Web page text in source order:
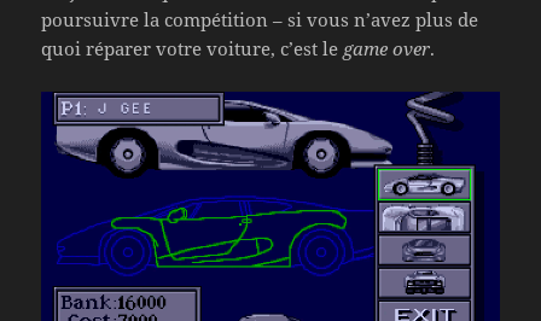
poursuivre la compétition – si vous n’avez plus de
quoi réparer votre voiture, c’est le game over.